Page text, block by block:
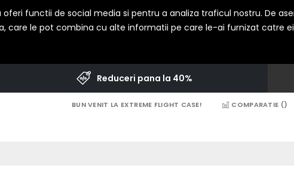
functii de social media si pentru a analiza traficul nostru. De
care le pot combina cu alte informatii pe care le-ai furnizat catre
Reduceri pana la 40%
BUN VENIT LA EXTREME FLIGHT CASE! COMPARATIE ()